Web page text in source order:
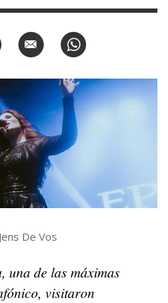
De Vos
una de las máximas
visitaron